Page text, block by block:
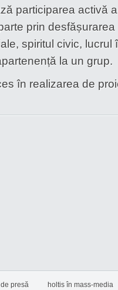
participarea activă
prin
spiritul civic, lucrul
la un grup.
în realizarea de
presă holtis în mass-media